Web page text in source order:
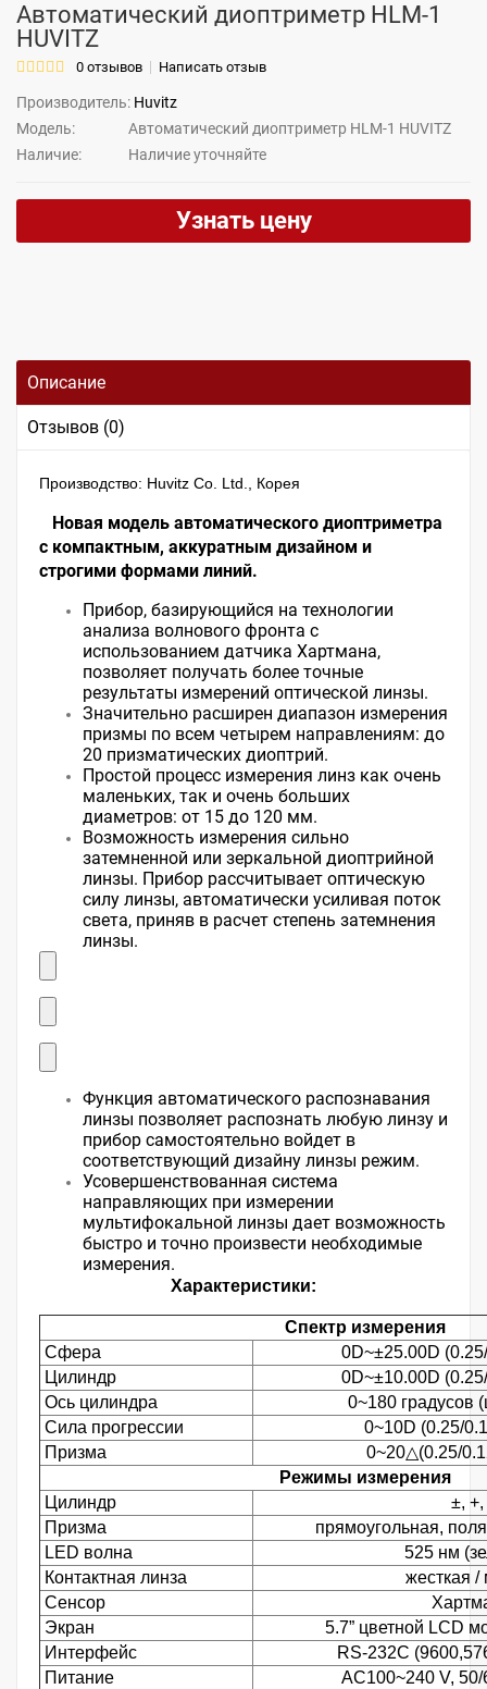
Автоматический диоптриметр HLM-1
HUVITZ
0 отзывов Написать отзыв
Производитель: Huvitz
Модель:
Автоматический диоптриметр HLM-1 HUVITZ
Наличие:
Hаличие уточняйте
Узнать цену
Описание
Отзывов (0)
Производство: Huvitz Co. Ltd., Корея
Новая модель автоматического диоптриметра
с компактным, аккуратным дизайном и
строгими формами линий.
Прибор, базирующийся на технологии
анализа волнового фронта с
использованием датчика Хартмана,
позволяет получать более точные
результаты измерений оптической линзы.
Значительно расширен диапазон измерения
призмы по всем четырем направлениям: до
20 призматических диоптрий.
Простой процесс измерения линз как очень
маленьких, так и очень больших
диаметров: от 15 до 120 мм.
Возможность измерения сильно
затемненной или зеркальной диоптрийной
линзы. Прибор рассчитывает оптическую
силу линзы, автоматически усиливая поток
света, приняв в расчет степень затемнения
линзы.
Функция автоматического распознавания
линзы позволяет распознать любую линзу и
прибор самостоятельно войдет в
соответствующий дизайну линзы режим.
Усовершенствованная система
направляющих при измерении
мультифокальной линзы дает возможность
быстро и точно произвести необходимые
измерения.
Характеристики:
Спектр измерения
Сфера
0D~±25.00D
Цилиндр
0D~±10.00D
Ось цилиндра
0~180 градусов
Сила прогрессии
0~10D (0.25/
Призма
0~20△(0.25/
Режимы измерения
Цилиндр
±, +,
Призма
прямоугольная,
LED волна
525 нм
Контактная линза
жесткая /
Сенсор
Экран
5.7” цветной LCD
Интерфейс
RS-232C
Питание
АС100~240 V, 50/